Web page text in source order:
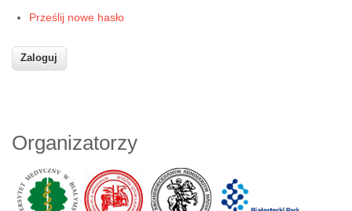
Prześlij nowe hasło
Organizatorzy